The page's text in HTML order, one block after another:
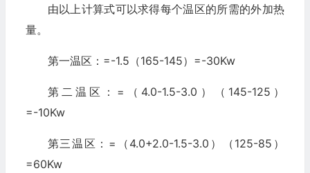
由以上计算式可以求得每个温区的所需的外加热
量。
第一温区：=-1.5（165-145）=-30Kw
第二温区：=（4.0-1.5-3.0）（145-125）
=-10Kw
第三温区：=（4.0+2.0-1.5-3.0）（125-85）
=60Kw